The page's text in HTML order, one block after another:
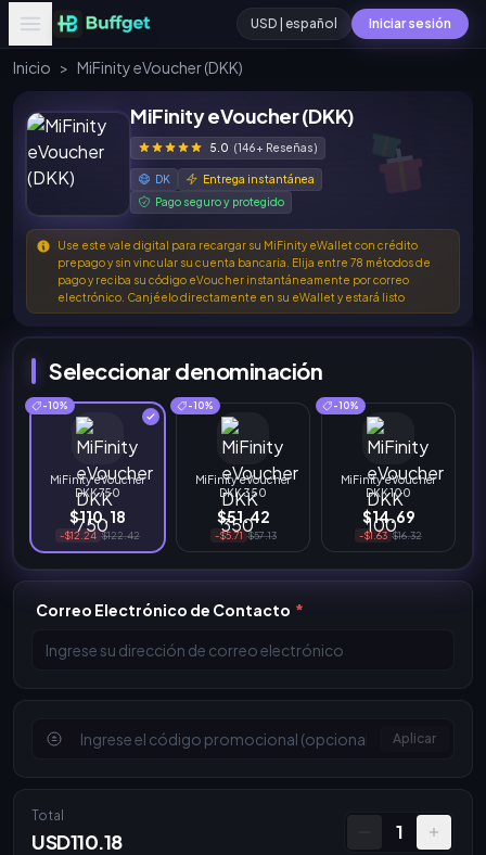
USD | español Iniciar sesión
Inicio > MiFinity eVoucher (DKK)
MiFinity eVoucher (DKK)
5.0 (146+ Reseñas)
DK
Entrega instantánea
Pago seguro y protegido
Use este vale digital para recargar su MiFinity eWallet con crédito
prepago y sin vincular su cuenta bancaria. Elija entre 78 métodos de
pago y reciba su código eVoucher instantáneamente por correo
electrónico. Canjéelo directamente en su eWallet y estará listo
Seleccionar denominación
-10%
MiFinity eVoucher
DKK 750
$110.18
-$12.24 $122.42
-10%
MiFinity eVoucher
DKK 350
$51.42
-$5.71 $57.13
-10%
MiFinity eVoucher
DKK 100
$14.69
-$1.63 $16.32
Correo Electrónico de Contacto *
Aplicar
Total
USD110.18 1